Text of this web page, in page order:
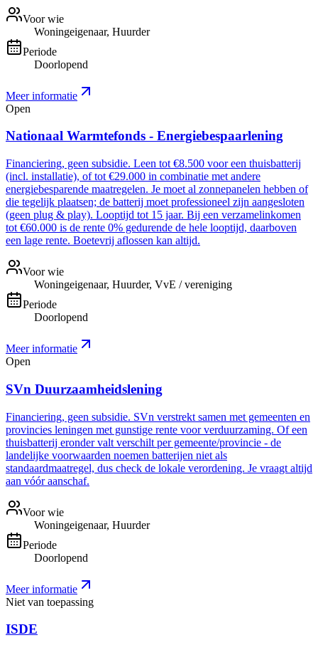
Voor wie
Woningeigenaar, Huurder
Periode
Doorlopend
Meer informatie
Open
Nationaal Warmtefonds - Energiebespaarlening
Financiering, geen subsidie. Leen tot €8.500 voor een thuisbatterij
(incl. installatie), of tot €29.000 in combinatie met andere
energiebesparende maatregelen. Je moet al zonnepanelen hebben of
die tegelijk plaatsen; de batterij moet professioneel zijn aangesloten
(geen plug & play). Looptijd tot 15 jaar. Bij een verzamelinkomen
tot €60.000 is de rente 0% gedurende de hele looptijd, daarboven
een lage rente. Boetevrij aflossen kan altijd.
Voor wie
Woningeigenaar, Huurder, VvE / vereniging
Periode
Doorlopend
Meer informatie
Open
SVn Duurzaamheidslening
Financiering, geen subsidie. SVn verstrekt samen met gemeenten en
provincies leningen met gunstige rente voor verduurzaming. Of een
thuisbatterij eronder valt verschilt per gemeente/provincie - de
landelijke voorwaarden noemen batterijen niet als
standaardmaatregel, dus check de lokale verordening. Je vraagt altijd
aan vóór aanschaf.
Voor wie
Woningeigenaar, Huurder
Periode
Doorlopend
Meer informatie
Niet van toepassing
ISDE